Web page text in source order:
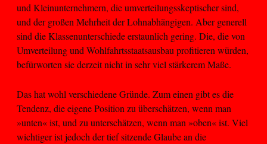
und Kleinunternehmern, die umverteilungsskeptischer sind,
und der großen Mehrheit der Lohnabhängigen. Aber generell
sind die Klassenunterschiede erstaunlich gering. Die, die von
Umverteilung und Wohlfahrtsstaatsausbau profitieren würden,
befürworten sie derzeit nicht in sehr viel stärkerem Maße.
Das hat wohl verschiedene Gründe. Zum einen gibt es die
Tendenz, die eigene Position zu überschätzen, wenn man
»unten« ist, und zu unterschätzen, wenn man »oben« ist. Viel
wichtiger ist jedoch der tief sitzende Glaube an die